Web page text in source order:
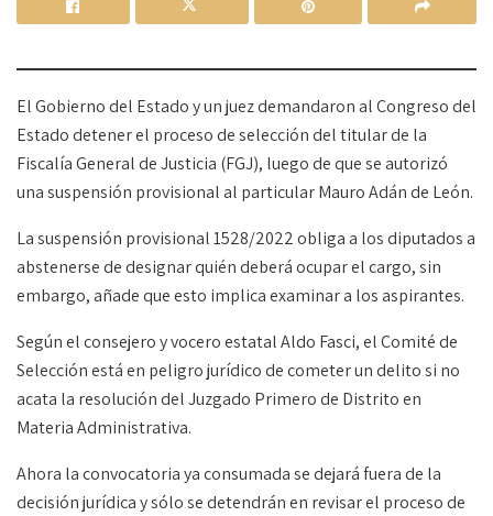
El Gobierno del Estado y un juez demandaron al Congreso del
Estado detener el proceso de selección del titular de la
Fiscalía General de Justicia (FGJ), luego de que se autorizó
una suspensión provisional al particular Mauro Adán de León.
La suspensión provisional 1528/2022 obliga a los diputados a
abstenerse de designar quién deberá ocupar el cargo, sin
embargo, añade que esto implica examinar a los aspirantes.
Según el consejero y vocero estatal Aldo Fasci, el Comité de
Selección está en peligro jurídico de cometer un delito si no
acata la resolución del Juzgado Primero de Distrito en
Materia Administrativa.
Ahora la convocatoria ya consumada se dejará fuera de la
decisión jurídica y sólo se detendrán en revisar el proceso de